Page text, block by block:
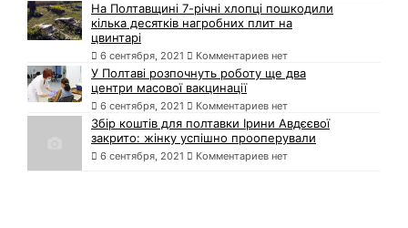
На Полтавщині 7-річні хлопці пошкодили
кілька десятків нагробних плит на
цвинтарі
6 сентября, 2021 Комментариев нет
У Полтаві розпочнуть роботу ще два
центри масової вакцинації
6 сентября, 2021 Комментариев нет
Збір коштів для полтавки Ірини Авдєєвої
закрито: жінку успішно прооперували
6 сентября, 2021 Комментариев нет